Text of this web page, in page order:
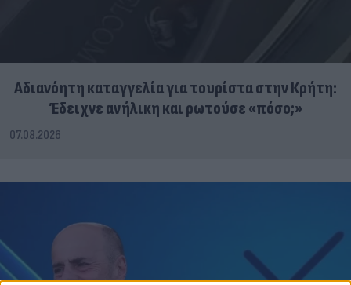
Αδιανόητη καταγγελία για τουρίστα στην Κρήτη:
Έδειχνε ανήλικη και ρωτούσε «πόσο;»
07.08.2026